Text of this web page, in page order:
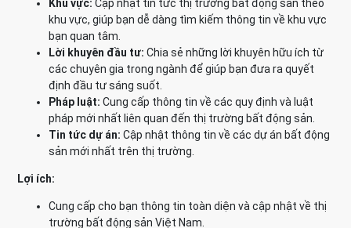
Khu vực: Cập nhật tin tức thị trường bất động sản theo
khu vực, giúp bạn dễ dàng tìm kiếm thông tin về khu vực
bạn quan tâm.
Lời khuyên đầu tư: Chia sẻ những lời khuyên hữu ích từ
các chuyên gia trong ngành để giúp bạn đưa ra quyết
định đầu tư sáng suốt.
Pháp luật: Cung cấp thông tin về các quy định và luật
pháp mới nhất liên quan đến thị trường bất động sản.
Tin tức dự án: Cập nhật thông tin về các dự án bất động
sản mới nhất trên thị trường.
Lợi ích:
Cung cấp cho bạn thông tin toàn diện và cập nhật về thị
trường bất động sản Việt Nam.